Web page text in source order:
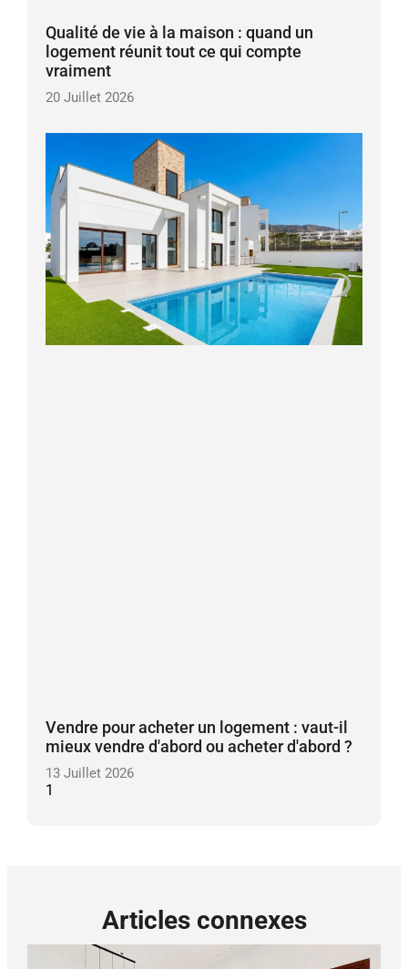
Qualité de vie à la maison : quand un
logement réunit tout ce qui compte
vraiment
20 Juillet 2026
Vendre pour acheter un logement : vaut-il
mieux vendre d'abord ou acheter d'abord ?
13 Juillet 2026
Articles connexes